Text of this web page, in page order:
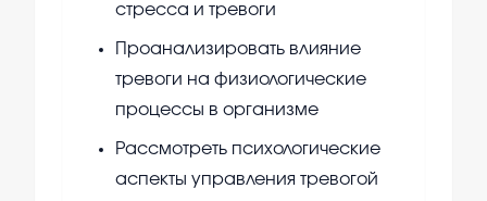
стресса и тревоги
Проанализировать влияние
тревоги на физиологические
процессы в организме
Рассмотреть психологические
аспекты управления тревогой